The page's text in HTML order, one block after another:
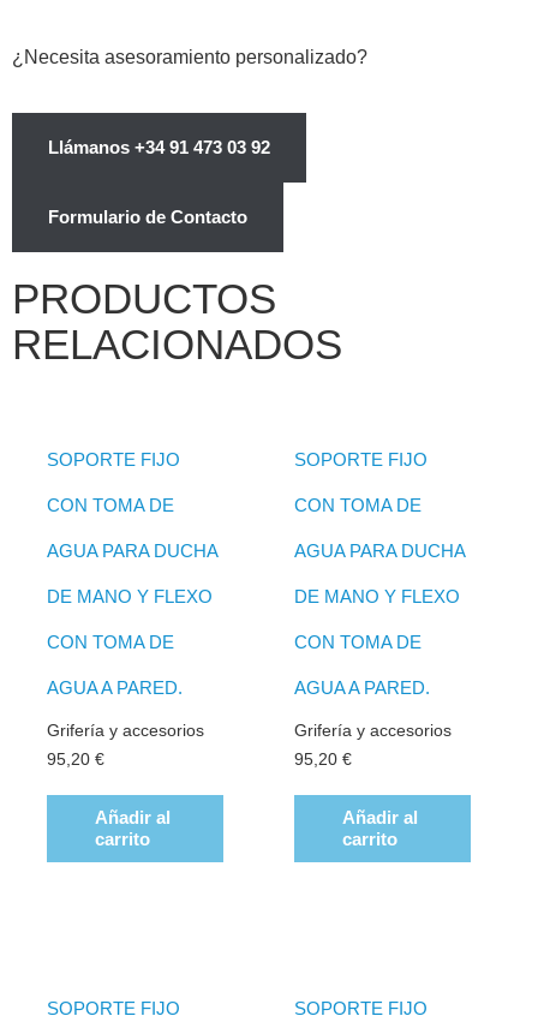
¿Necesita asesoramiento personalizado?
Llámanos +34 91 473 03 92
Formulario de Contacto
PRODUCTOS
RELACIONADOS
SOPORTE FIJO
CON TOMA DE
AGUA PARA DUCHA
DE MANO Y FLEXO
CON TOMA DE
AGUA A PARED.
Grifería y accesorios
95,20€
Añadir al
carrito
SOPORTE FIJO
CON TOMA DE
AGUA PARA DUCHA
DE MANO Y FLEXO
CON TOMA DE
AGUA A PARED.
Grifería y accesorios
95,20 €
Añadir al
carrito
SOPORTE FIJO SOPORTE FIJO